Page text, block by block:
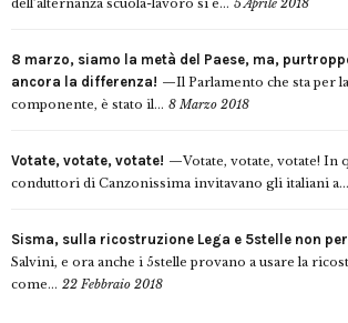
dell’alternanza scuola-lavoro si è... 5 Aprile 2018
8 marzo, siamo la metà del Paese, ma,
ancora la differenza!
Il Parlamento che sta per
componente, è stato il... 8 Marzo 2018
Votate, votate, votate!
Votate, votate, votate! In
conduttori di Canzonissima invitavano gli italiani a...
Sisma, sulla ricostruzione Lega e 5stelle non
Salvini, e ora anche i 5stelle provano a usare la
come... 22 Febbraio 2018